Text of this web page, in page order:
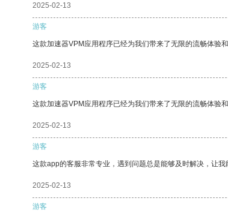
2025-02-13
游客
这款加速器VPM应用程序已经为我们带来了无限的流畅体验和
2025-02-13
游客
这款加速器VPM应用程序已经为我们带来了无限的流畅体验和
2025-02-13
游客
这款app的客服非常专业，遇到问题总是能够及时解决，让我
2025-02-13
游客